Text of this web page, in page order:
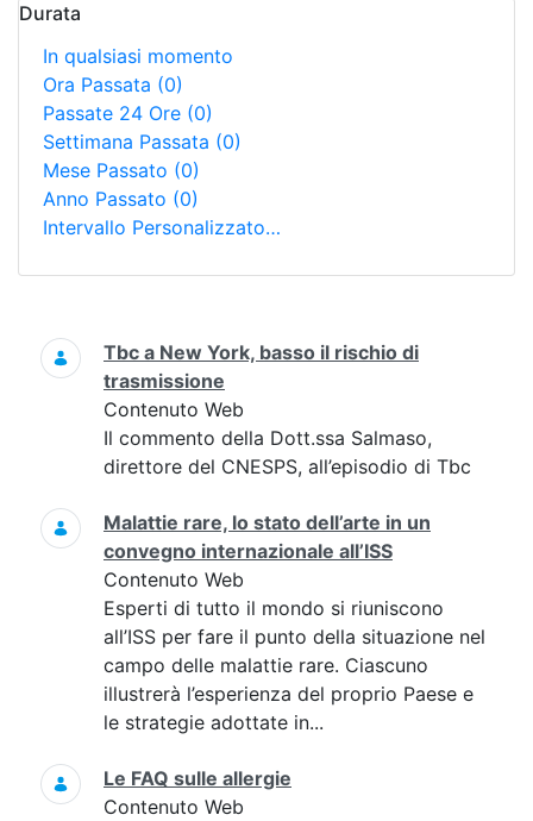
Durata
In qualsiasi momento
Ora Passata (0)
Passate 24 Ore (0)
Settimana Passata (0)
Mese Passato (0)
Anno Passato (0)
Intervallo Personalizzato…
Ricerca
Tbc a New York, basso il rischio di
trasmissione
Contenuto Web
Il commento della Dott.ssa Salmaso,
direttore del CNESPS, all’episodio di Tbc
Malattie rare, lo stato dell’arte in un
convegno internazionale all’ISS
Contenuto Web
Esperti di tutto il mondo si riuniscono
all’ISS per fare il punto della situazione nel
campo delle malattie rare. Ciascuno
illustrerà l’esperienza del proprio Paese e
le strategie adottate in...
Le FAQ sulle allergie
Contenuto Web